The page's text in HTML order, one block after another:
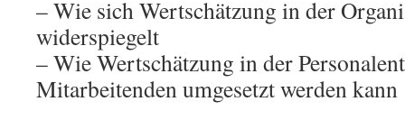
– Wie sich Wertschätzung in der
widerspiegelt
– Wie Wertschätzung in der
Mitarbeitenden umgesetzt werden kann